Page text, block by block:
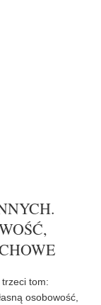
tom:
osobowość,